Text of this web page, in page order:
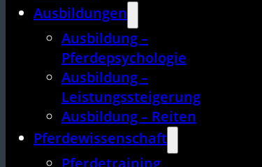
Ausbildungen
Ausbildung –
Pferdepsychologie
Ausbildung –
Leistungssteigerung
Ausbildung – Reiten
Pferdewissenschaft
Pferdetraining